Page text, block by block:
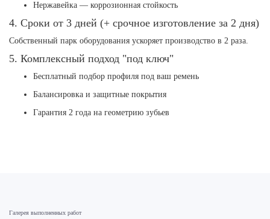
Нержавейка — коррозионная стойкость
4. Сроки от 3 дней (+ срочное изготовление за 2 дня)
Собственный парк оборудования ускоряет производство в 2 раза.
5. Комплексный подход "под ключ"
Бесплатный подбор профиля под ваш ремень
Балансировка и защитные покрытия
Гарантия 2 года на геометрию зубьев
Галерея выполненных работ